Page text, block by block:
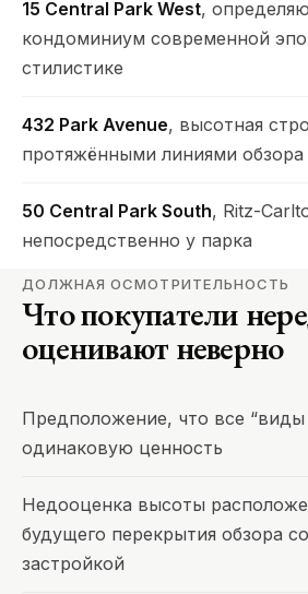
15 Central Park West,
кондоминиум современной
стилистике
432 Park Avenue, высотная
протяжёнными линиями обзора
50 Central Park South, Ritz-
непосредственно у парка
ДОЛЖНАЯ ОСМОТРИТЕЛЬНОСТЬ
Что покупатели
оценивают неверно
Предположение, что все
одинаковую ценность
Недооценка высоты
будущего перекрытия обзора
застройкой